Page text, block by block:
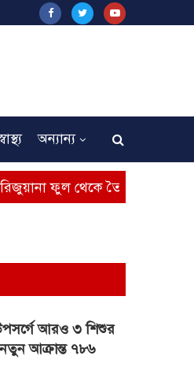
অন্যান্য
থেকে তৈরি বিশেষ মাদক কুশ
আরও ৩ শিশুর
আক্রান্ত ৭৮৬